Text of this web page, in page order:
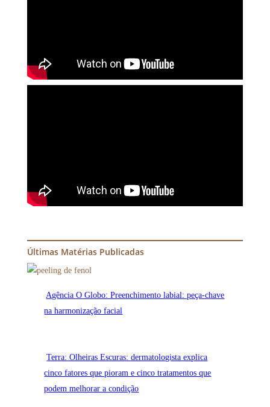
Últimas Matérias Publicadas
Agência O Globo: Preenchimento labial: peça-chave
na harmonização facial
Terra: Olheiras Escuras: dermatologista explica
cinco fatores que pioram e cinco tratamentos que
podem melhorar a condição